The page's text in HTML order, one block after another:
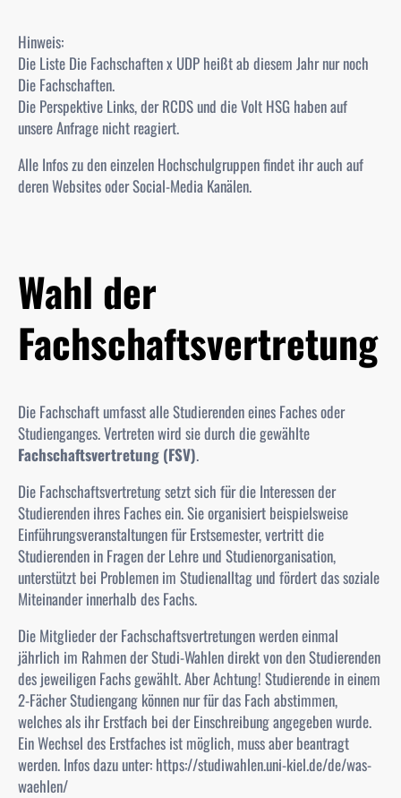
Hinweis:
Die Liste Die Fachschaften x UDP heißt ab diesem Jahr nur noch
Die Fachschaften.
Die Perspektive Links, der RCDS und die Volt HSG haben auf
unsere Anfrage nicht reagiert.
Alle Infos zu den einzelen Hochschulgruppen findet ihr auch auf
deren Websites oder Social-Media Kanälen.
Wahl der
Fachschaftsvertretung
Die Fachschaft umfasst alle Studierenden eines Faches oder
Studienganges. Vertreten wird sie durch die gewählte
Fachschaftsvertretung (FSV).
Die Fachschaftsvertretungsetzt sich für die Interessen der
Studierenden ihres Faches ein. Sie organisiert beispielsweise
Einführungsveranstaltungen für Erstsemester, vertritt die
Studierenden in Fragen der Lehre und Studienorganisation,
unterstützt bei Problemen im Studienalltag und fördert das soziale
Miteinander innerhalb des Fachs.
Die Mitglieder derFachschaftsvertretungenwerden einmal
jährlich im Rahmen der Studi-Wahlen direkt von den Studierenden
des jeweiligen Fachs gewählt. Aber Achtung! Studierende in einem
2-Fächer Studiengang können nur für das Fach abstimmen,
welches als ihr Erstfach bei der Einschreibung angegeben wurde.
Ein Wechsel des Erstfaches ist möglich, muss aber beantragt
werden. Infos dazu unter: https://studiwahlen.uni-kiel.de/de/was-
waehlen/